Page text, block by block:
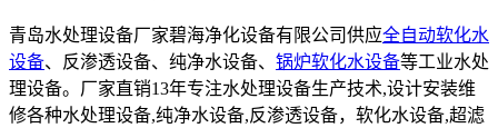
青岛水处理设备厂家碧海净化设备有限公司供应全自动软化水
设备、反渗透设备、纯净水设备、 锅炉软化水设备等工业水处
理设备。厂家直销13年专注水处理设备生产技术,设计安装维
修各种水处理设备,纯净水设备,反渗透设备，软化水设备,超滤